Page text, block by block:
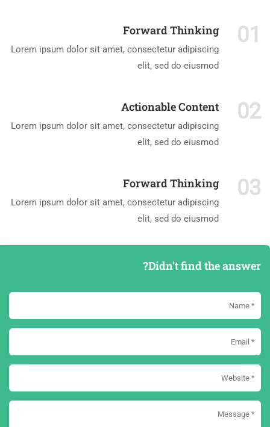
01
Forward Thinking
Lorem ipsum dolor sit amet, consectetur adipiscing
elit, sed do eiusmod
02
Actionable Content
Lorem ipsum dolor sit amet, consectetur adipiscing
elit, sed do eiusmod
03
Forward Thinking
Lorem ipsum dolor sit amet, consectetur adipiscing
elit, sed do eiusmod
Didn't find the answer?